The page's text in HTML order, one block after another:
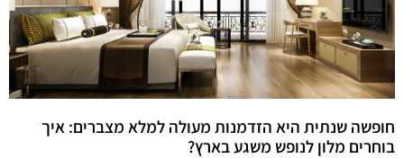
חופשה שנתית היא הזדמנות מעולה למלא מצברים: איך
בוחרים מלון לנופש משגע בארץ?